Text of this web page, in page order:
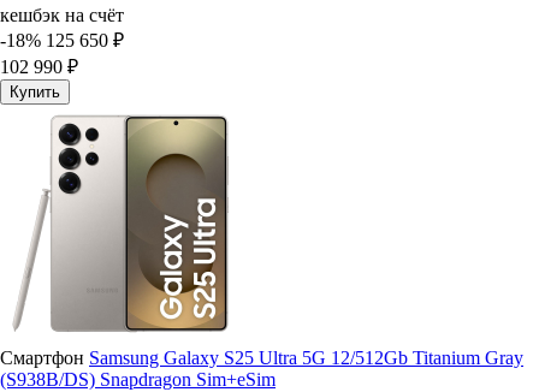
кешбэк на счёт
-18% 125 650 ₽
102 990 ₽
Купить
Смартфон Samsung Galaxy S25 Ultra 5G 12/512Gb Titanium Gray
(S938B/DS) Snapdragon Sim+eSim